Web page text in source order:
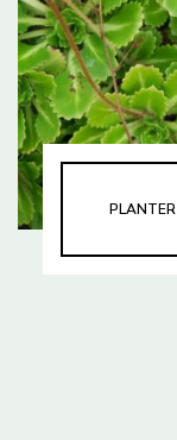
PLANTER